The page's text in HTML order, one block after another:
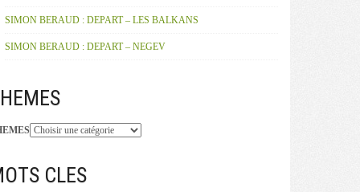
SIMON BERAUD : DEPART – LES BALKANS
SIMON BERAUD : DEPART – NEGEV
CLES